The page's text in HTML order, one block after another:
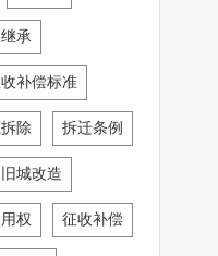
承
补偿标准
除 拆迁条例
旧城改造
权 征收补偿